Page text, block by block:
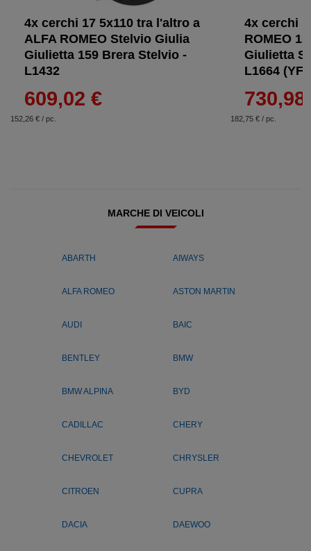
4x cerchi 17 5x110 tra l'altro a
ALFA ROMEO Stelvio Giulia
Giulietta 159 Brera Stelvio -
L1432
609,02 €
152,26 € / pc.
4x cerchi
ROMEO
Giulietta
L1664
730,98
182,75 € / pc.
MARCHE DI VEICOLI
ABARTH AIWAYS
ALFA ROMEO ASTON MARTIN
AUDI BAIC
BENTLEY BMW
BMW ALPINA BYD
CADILLAC CHERY
CHEVROLET CHRYSLER
CITROEN CUPRA
DACIA DAEWOO